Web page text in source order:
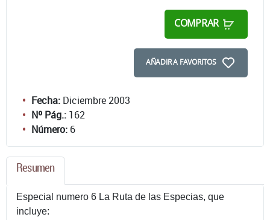
COMPRAR
AÑADIR A FAVORITOS
Fecha: Diciembre 2003
Nº Pág.: 162
Número: 6
Resumen
Especial numero 6 La Ruta de las Especias, que
incluye: